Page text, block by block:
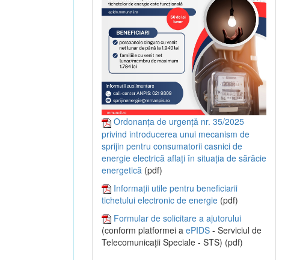
Ordonanța de urgență nr. 35/2025
privind introducerea unui mecanism de
sprijin pentru consumatorii casnici de
energie electrică aflați în situația de sărăcie
energetică (pdf)
Informații utile pentru beneficiarii
tichetului electronic de energie (pdf)
Formular de solicitare a ajutorului
(conform platformei a ePIDS - Serviciul de
Telecomunicații Speciale - STS) (pdf)